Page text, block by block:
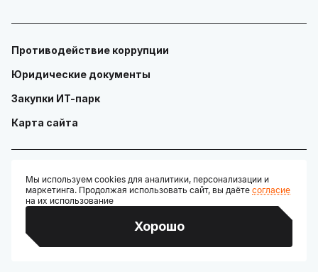
Противодействие коррупции
Юридические документы
Закупки ИТ-парк
Карта сайта
© ГАУ "Технопарк в сфере высоких технологий «ИТ-парк»"
Разработано:
Credits: Google Fonts, Material Symbols
Мы используем cookies для аналитики, персонализации и
маркетинга. Продолжая использовать сайт, вы даёте согласие
на их использование
Хорошо